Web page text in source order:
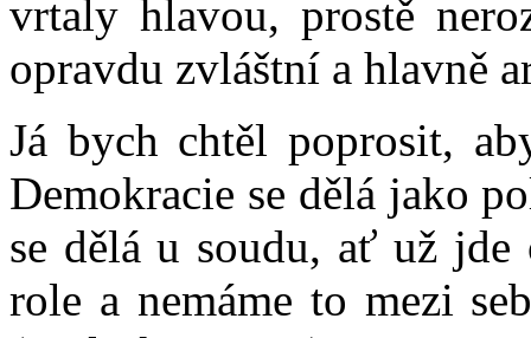
vrtaly hlavou, prostě
opravdu zvláštní a hlavně
Já bych chtěl poprosit,
Demokracie se dělá jako
se dělá u soudu, ať už
role a nemáme to mezi